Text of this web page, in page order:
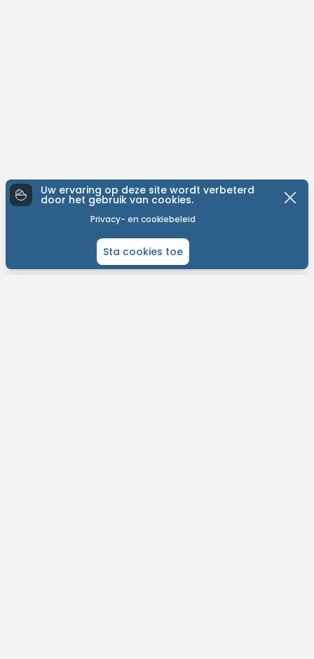
Uw ervaring op deze site wordt verbeterd
door het gebruik van cookies.
Sta cookies toe
Privacy- en cookiebeleid